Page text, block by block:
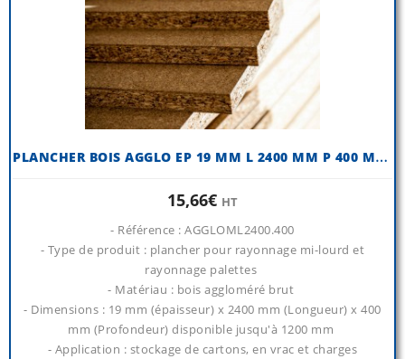
P
LANCHER BOIS AGGLO EP 19 MM L 2400 MM P 400 MM (QTÉ 1 NIVEAU)
15,66€ HT
- Référence : AGGLOML2400.400
- Type de produit : plancher pour rayonnage mi-lourd et
rayonnage palettes
- Matériau : bois aggloméré brut
- Dimensions : 19 mm (épaisseur) x 2400 mm (Longueur) x 400
mm (Profondeur) disponible jusqu'à 1200 mm
- Application : stockage de cartons, en vrac et charges